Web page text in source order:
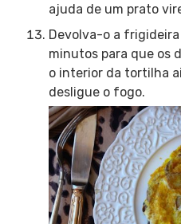
ajuda de um prato
Devolva-o a
minutos para que os
o interior da tortilha
desligue o fogo.